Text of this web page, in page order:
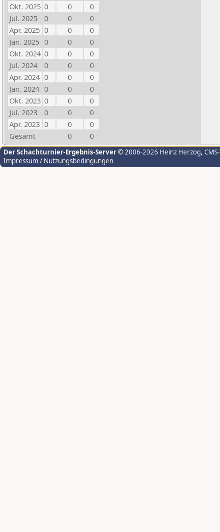
Okt. 2025 0 0
0
Jul. 2025
0 0
0
Apr. 2025 0 0
0
Jan. 2025 0 0
0
Okt. 2024 0 0
0
Jul. 2024
0 0
0
Apr. 2024 0 0
0
Jan. 2024 0 0
0
Okt. 2023 0 0
0
Jul. 2023
0 0
0
Apr. 2023 0 0
0
Gesamt
0 0
Der Schachturnier-Ergebnis-Server© 2006-2026 Heinz Herzog,
Impressum / Nutzungsbedingungen